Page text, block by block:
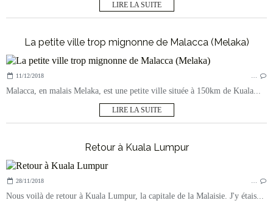
LIRE LA SUITE
La petite ville trop mignonne de Malacca (Melaka)
11/12/2018 …
Malacca, en malais Melaka, est une petite ville située à 150km de Kuala...
LIRE LA SUITE
Retour à Kuala Lumpur
28/11/2018 …
Nous voilà de retour à Kuala Lumpur, la capitale de la Malaisie. J'y étais...